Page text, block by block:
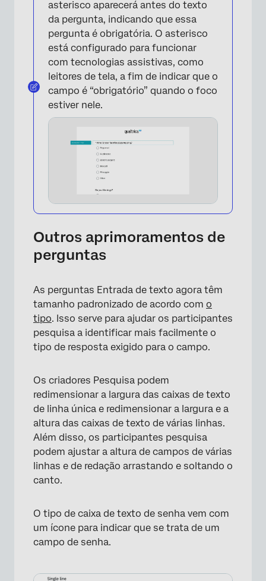
asterisco aparecerá antes do texto
da pergunta, indicando que essa
pergunta é obrigatória. O asterisco
está configurado para funcionar
com tecnologias assistivas, como
leitores de tela, a fim de indicar que o
campo é “obrigatório” quando o foco
estiver nele.
Outros aprimoramentos de
perguntas
As perguntas Entrada de texto agora têm
tamanho padronizado de acordo com o
tipo. Isso serve para ajudar os participantes
pesquisa a identificar mais facilmente o
tipo de resposta exigido para o campo.
Os criadores Pesquisa podem
redimensionar a largura das caixas de texto
de linha única e redimensionar a largura e a
altura das caixas de texto de várias linhas.
Além disso, os participantes pesquisa
podem ajustar a altura de campos de várias
linhas e de redação arrastando e soltando o
canto.
O tipo de caixa de texto de senha vem com
um ícone para indicar que se trata de um
campo de senha.